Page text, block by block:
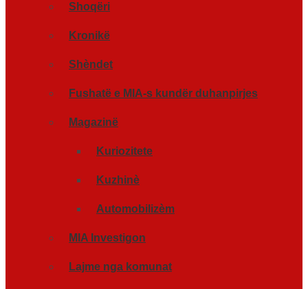
Shoqëri
Kronikë
Shèndet
Fushatë e MIA-s kundër duhanpirjes
Magazinë
Kuriozitete
Kuzhinè
Automobilizèm
MIA Investigon
Lajme nga komunat